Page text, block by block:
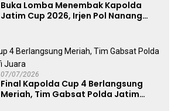
Buka Lomba Menembak Kapolda
Jatim Cup 2026, Irjen Pol Nanang
07/07/2026
Final Kapolda Cup 4 Berlangsung
Meriah, Tim Gabsat Polda Jatim